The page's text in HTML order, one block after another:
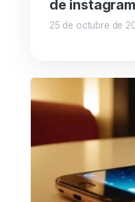
de instagram
25 de octubre de